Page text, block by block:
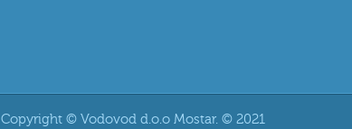
Copyright © Vodovod d.o.o Mostar. © 2021